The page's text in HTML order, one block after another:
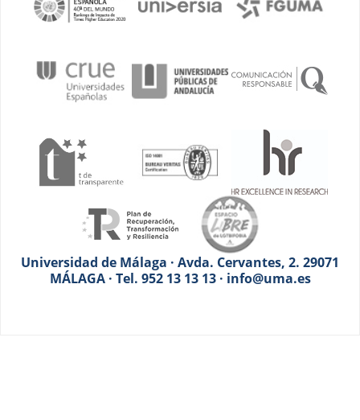
Universidad de Málaga · Avda. Cervantes, 2. 29071
MÁLAGA · Tel. 952 13 13 13 · info@uma.es